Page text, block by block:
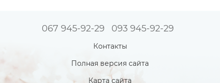
067 945-92-29 093 945-92-29
Контакты
Полная версия сайта
Карта сайта